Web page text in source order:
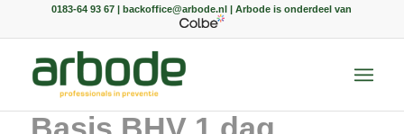
0183-64 93 67 | backoffice@arbode.nl | Arbode is onderdeel van